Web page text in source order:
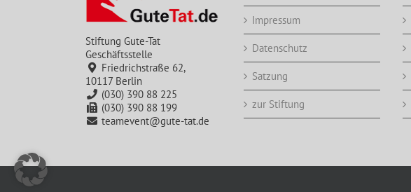
Stiftung Gute-Tat
Geschäftsstelle
Friedrichstraße 62,
10117 Berlin
(030) 390 88 225
(030) 390 88 199
teamevent@gute-tat.de
Impressum
Datenschutz
Satzung
zur Stiftung